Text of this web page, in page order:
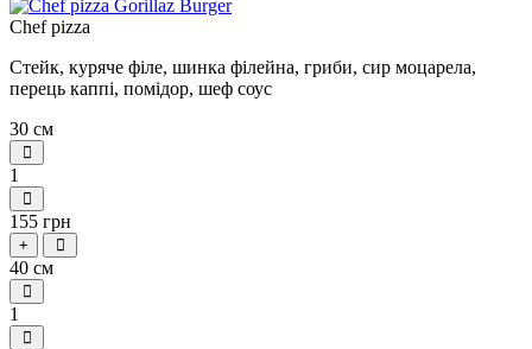
Сhef pizza
Стейк, куряче філе, шинка філейна, гриби, сир моцарела,
перець каппі, помідор, шеф соус
30 см
1
155 грн
+
40 см
1